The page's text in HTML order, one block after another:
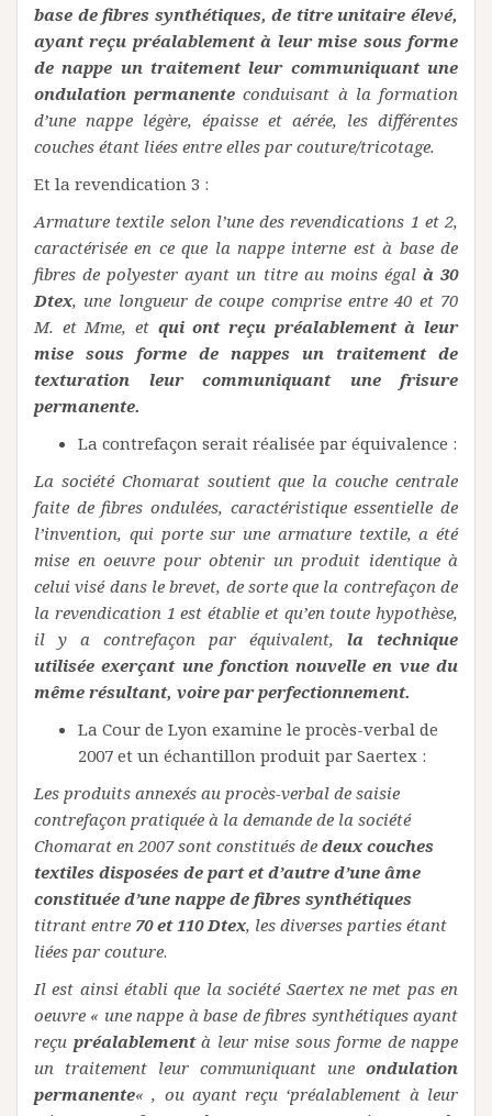
base de fibres synthétiques, de titre unitaire élevé,
ayant reçu préalablement à leur mise sous forme
de nappe un traitement leur communiquant une
ondulation permanenteconduisant à la formation
d’une nappe légère, épaisse et aérée, les différentes
couches étant liées entre elles par couture/tricotage.
Et la revendication 3 :
Armature textile selon l’une des revendications 1 et 2,
caractérisée en ce que la nappe interne est à base de
fibres de polyester ayant un titre au moins égal à 30
Dtex, une longueur de coupe comprise entre 40 et 70
M. et Mme, et qui ont reçu préalablement à leur
mise sous forme de nappes un traitement de
texturation leur communiquant une frisure
permanente.
La contrefaçon serait réalisée par équivalence :
La société Chomarat soutient que la couche centrale
faite de fibres ondulées, caractéristique essentielle de
l’invention, qui porte sur une armature textile, a été
mise en oeuvre pour obtenir un produit identique à
celui visé dans le brevet, de sorte que la contrefaçon de
la revendication 1 est établie et qu’en toute hypothèse,
il y a contrefaçon par équivalent, la technique
utilisée exerçant une fonction nouvelle en vue du
même résultant, voire par perfectionnement.
La Cour de Lyon examine le procès-verbal de
2007 et un échantillon produit par Saertex :
Les produits annexés au procès-verbal de saisie
contrefaçon pratiquée à la demande de la société
Chomarat en 2007 sont constitués de deux couches
textiles disposées de part et d’autre d’une âme
constituée d’une nappe de fibres synthétiques
titrant entre 70 et 110 Dtex, les diverses parties étant
liées par couture.
Il est ainsi établi que la société Saertex ne met pas en
oeuvre « une nappe à base de fibres synthétiques ayant
reçu préalablementà leur mise sous forme de nappe
un traitement leur communiquant une ondulation
permanente« , ou ayant reçu ‘préalablement à leur